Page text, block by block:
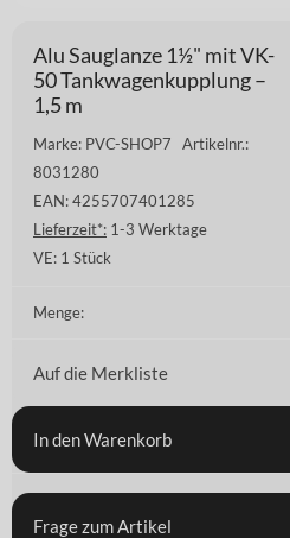
Alu Sauglanze 1½" mit VK-
50 Tankwagenkupplung –
1,5 m
Marke: PVC-SHOP7 Artikelnr.:
8031280
EAN: 4255707401285
Lieferzeit*: 1-3 Werktage
VE: 1 Stück
Menge:
Auf die Merkliste
In den Warenkorb
Frage zum Artikel